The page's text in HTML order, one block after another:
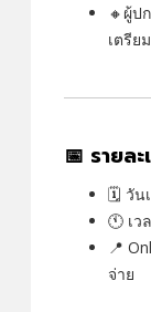
🔸ผู้ป
เตรีย
📅 รายล
🗓️ วัน
🕚 เว
📍
จ่าย